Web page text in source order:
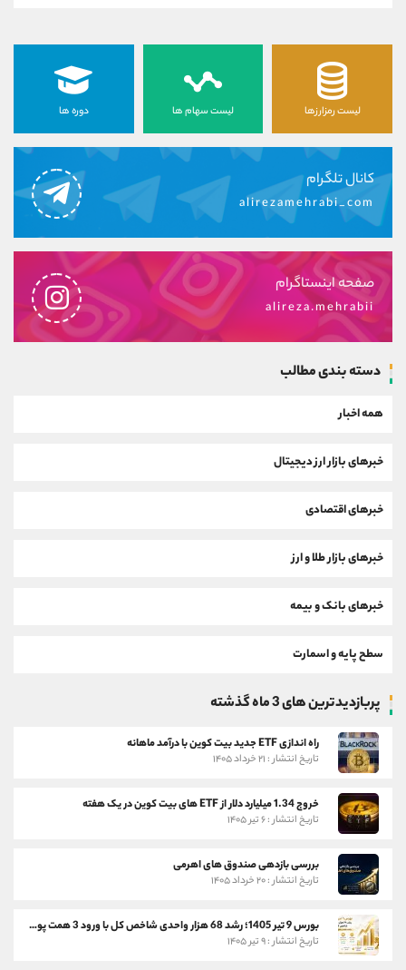
لیست رمزارزها لیست سهام ها دوره ها
کانال تلگرام
alirezamehrabi_com
صفحه اینستاگرام
alireza.mehrabii
دسته بندی مطالب
همه اخبار
خبرهای بازار ارز دیجیتال
خبرهای اقتصادی
خبرهای بازار طلا و ارز
خبرهای بانک و بیمه
سطح پایه و اسمارت
پربازدیدترین های 3 ماه گذشته
راه اندازی ETF جدید بیت کوین با درآمد ماهانه
تاریخ انتشار : ۲۱ خرداد ۱۴۰۵
خروج 1.34 میلیارد دلار از ETF های بیت کوین در یک هفته
تاریخ انتشار : ۶ تیر ۱۴۰۵
بررسی بازدهی صندوق های اهرمی
تاریخ انتشار : ۲۰ خرداد ۱۴۰۵
بورس 9 تیر 1405؛ رشد 68 هزار واحدی شاخص کل با ورود 3 همت پول حقیقی
تاریخ انتشار : ۹ تیر ۱۴۰۵